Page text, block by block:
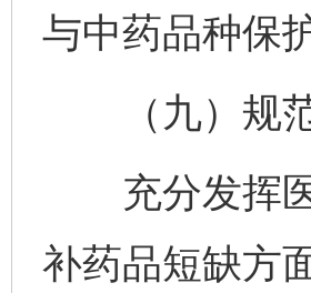
与中药品种保
（九）规范
充分发挥医
补药品短缺方